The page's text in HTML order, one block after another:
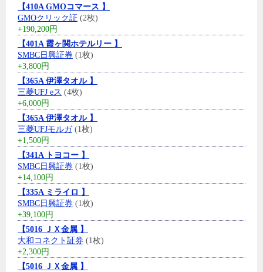
【410A GMOコマース 】
GMOクリック証 (2枚)
+190,200円
【401A 霞ヶ関ホテルリー 】
SMBC日興証券 (1枚)
+3,800円
【365A 伊澤タオル 】
三菱UFJ eス (4枚)
+6,000円
【365A 伊澤タオル 】
三菱UFJモルガ(1枚)
+1,500円
【341A トヨコー 】
SMBC日興証券 (1枚)
+14,100円
【335A ミライロ 】
SMBC日興証券 (1枚)
+39,100円
【5016 ＪＸ金属 】
大和コネクト証券 (1枚)
+2,300円
【5016 ＪＸ金属 】